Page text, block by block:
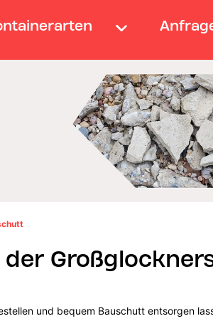
und bequem Bauschutt entsorgen